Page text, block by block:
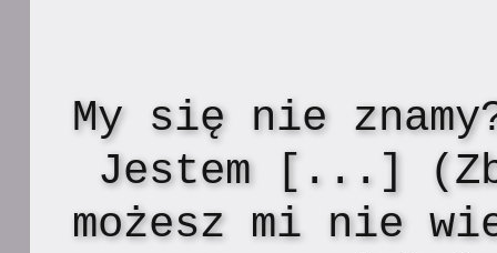
My się nie
Jestem [...]
możesz mi nie